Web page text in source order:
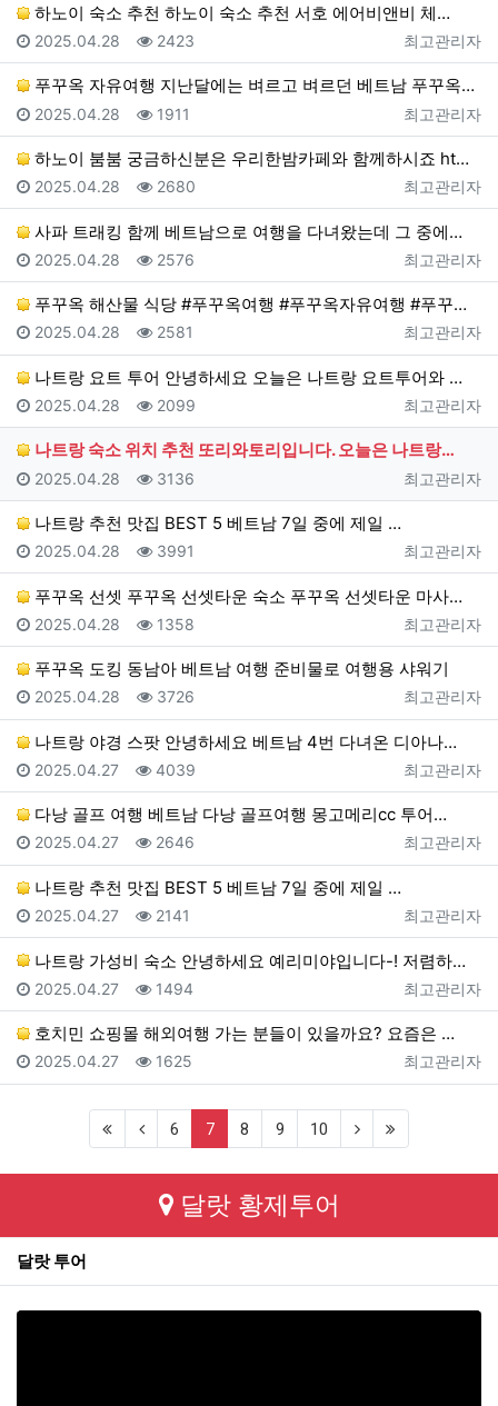
하노이 숙소 추천 하노이 숙소 추천 서호 에어비앤비 체…
등록자
최고관리자
등록일
2025.04.28 조회
2423
푸꾸옥 자유여행 지난달에는 벼르고 벼르던 베트남 푸꾸옥…
등록자
최고관리자
등록일
2025.04.28 조회
1911
하노이 붐붐 궁금하신분은 우리한밤카페와 함께하시죠 ht…
등록자
최고관리자
등록일
2025.04.28 조회
2680
사파 트래킹 함께 베트남으로 여행을 다녀왔는데 그 중에…
등록자
최고관리자
등록일
2025.04.28 조회
2576
푸꾸옥 해산물 식당 #푸꾸옥여행 #푸꾸옥자유여행 #푸꾸…
등록자
최고관리자
등록일
2025.04.28 조회
2581
나트랑 요트 투어 안녕하세요 오늘은 나트랑 요트투어와 …
등록자
최고관리자
등록일
2025.04.28 조회
2099
나트랑 숙소 위치 추천 또리와토리입니다. 오늘은 나트랑…
등록자
최고관리자
등록일
2025.04.28 조회
3136
나트랑 추천 맛집 BEST 5 베트남 7일 중에 제일 …
등록자
최고관리자
등록일
2025.04.28 조회
3991
푸꾸옥 선셋 푸꾸옥 선셋타운 숙소 푸꾸옥 선셋타운 마사…
등록자
최고관리자
등록일
2025.04.28 조회
1358
푸꾸옥 도킹 동남아 베트남 여행 준비물로 여행용 샤워기
등록자
최고관리자
등록일
2025.04.28 조회
3726
나트랑 야경 스팟 안녕하세요 베트남 4번 다녀온 디아나…
등록자
최고관리자
등록일
2025.04.27 조회
4039
다낭 골프 여행 베트남 다낭 골프여행 몽고메리cc 투어…
등록자
최고관리자
등록일
2025.04.27 조회
2646
나트랑 추천 맛집 BEST 5 베트남 7일 중에 제일 …
등록자
최고관리자
등록일
2025.04.27 조회
2141
나트랑 가성비 숙소 안녕하세요 예리미야입니다-! 저렴하…
등록자
최고관리자
등록일
2025.04.27 조회
1494
호치민 쇼핑몰 해외여행 가는 분들이 있을까요? 요즘은 …
등록자
최고관리자
등록일
2025.04.27 조회
1625
(first)(previous)
6 7(current)
8 9 10 (next)
달랏 황제투어
달랏 투어